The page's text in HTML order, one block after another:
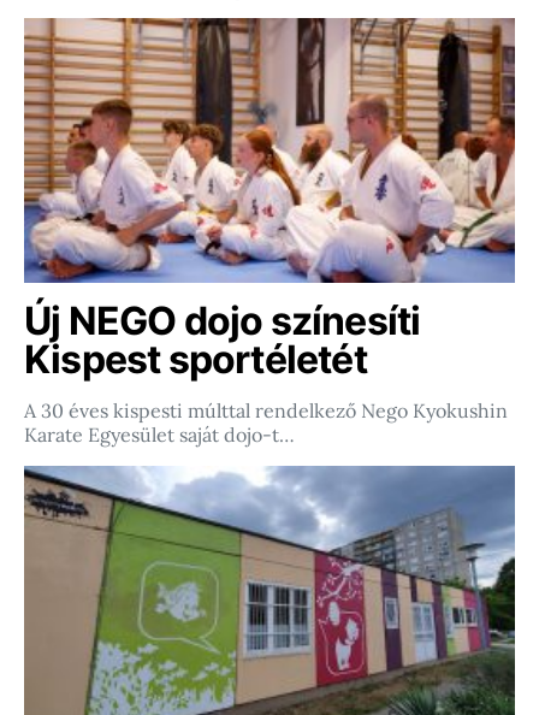
Új NEGO dojo színesíti
Kispest sportéletét
A 30 éves kispesti múlttal rendelkező Nego Kyokushin
Karate Egyesület saját dojo-t…